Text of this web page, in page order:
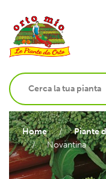
Home Piante
Novantina